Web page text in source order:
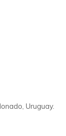
Uruguay.